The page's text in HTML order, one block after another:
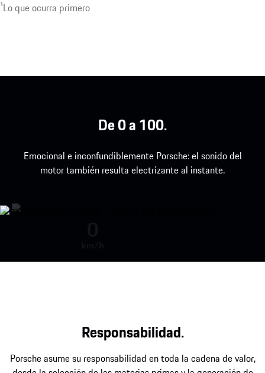
¹Lo que ocurra primero
De 0 a 100.
Emocional e inconfundiblemente Porsche: el sonido del
motor también resulta electrizante al instante.
Responsabilidad.
Porsche asume su responsabilidad en toda la cadena de valor,